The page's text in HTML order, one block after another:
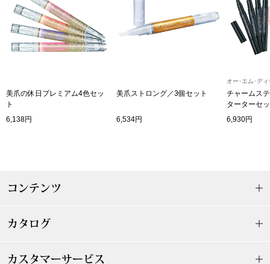
セイコー〉マウリッツハイス美術館公認フェ
ルメールオマージュウオッチ
集
その他
和装小物
美爪の休日プレミアム4色セッ
ト
6,138円
美爪ストロング／3個セット
6,534円
オー･エム･ディ
チャームス
ターターセ
6,930円
コンテンツ
カタログ
カスタマーサービス